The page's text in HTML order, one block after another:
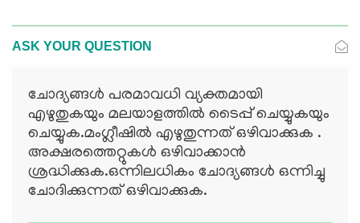
ASK YOUR QUESTION
ചോദ്യങ്ങള്‍ പരമാവധി വ്യക്തമായി
എഴുതുകയും മലയാളത്തില്‍ ടൈപ്പ് ചെയ്യുകയും
ചെയ്യുക.മംഗ്ലീഷില്‍ എഴുതുന്നത് ഒഴിവാക്കുക .
അക്ഷരത്തെറ്റുകള്‍ ഒഴിവാക്കാന്‍
ശ്രദ്ധിക്കുക.ഒന്നിലധികം ചോദ്യങ്ങള്‍ ഒന്നിച്ചു
ചോദിക്കുന്നത് ഒഴിവാക്കുക.